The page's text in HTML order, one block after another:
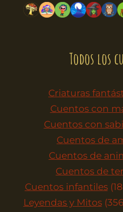
Todos los
Criaturas
Cuentos con
Cuentos con
Cuentos de
Cuentos de
Cuentos de
Cuentos infantiles
Leyendas y Mitos